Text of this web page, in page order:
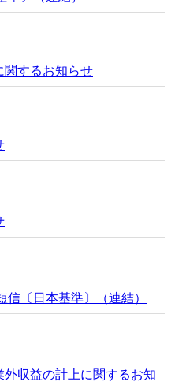
関するお知らせ
信〔日本基準〕（連結）
収益の計上に関するお知